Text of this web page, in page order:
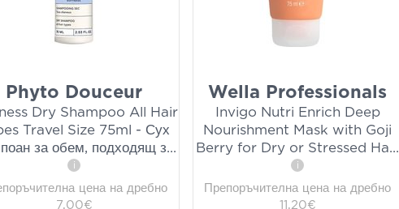
Phyto Douceur
Dry Shampoo All Hair
Travel Size 75ml - Сух
за обем, подходящ з...
i
цена на дребно
7,00€
Wella Professionals
Invigo Nutri Enrich Deep
Nourishment Mask with Goji
Berry for Dry or Stressed Ha...
i
Препоръчителна цена на дребно
11,20€